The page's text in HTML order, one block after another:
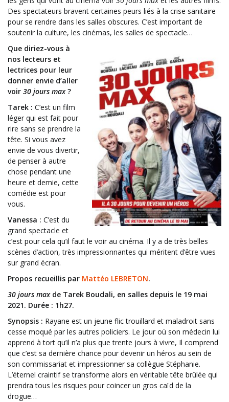
Des spectateurs bravent certaines peurs liés à la crise sanitaire
pour se rendre dans les salles obscures. C’est important de
soutenir la culture, les cinémas, les salles de spectacle…
Que diriez-vous à
nos lecteurs et
lectrices pour leur
donner envie d’aller
voir 30 jours max?
Tarek : C’est un film
léger qui est fait pour
rire sans se prendre la
tête. Si vous avez
envie de vous divertir,
de penser à autre
chose pendant une
heure et demie, cette
comédie est pour
vous.
Vanessa : C’est du
grand spectacle et
c’est pour cela qu’il faut le voir au cinéma. Il y a de très belles
scènes d’action, très impressionnantes qui méritent d’être vues
sur grand écran.
Propos recueillis par Mattéo LEBRETON.
30 jours maxde Tarek Boudali, en salles depuis le 19 mai
2021. Durée : 1h27.
Synopsis : Rayane est un jeune flic trouillard et maladroit sans
cesse moqué par les autres policiers. Le jour où son médecin lui
apprend à tort qu’il n’a plus que trente jours à vivre, Il comprend
que c’est sa dernière chance pour devenir un héros au sein de
son commissariat et impressionner sa collègue Stéphanie.
L’éternel craintif se transforme alors en véritable tête brûlée qui
prendra tous les risques pour coincer un gros caïd de la
drogue…